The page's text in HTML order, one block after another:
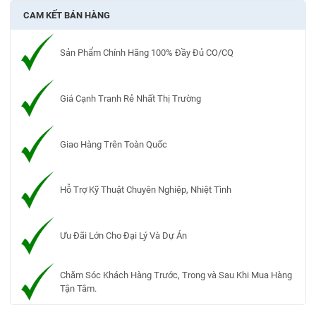
CAM KẾT BÁN HÀNG
Sản Phẩm Chính Hãng 100% Đầy Đủ CO/CQ
Giá Cạnh Tranh Rẻ Nhất Thị Trường
Giao Hàng Trên Toàn Quốc
Hỗ Trợ Kỹ Thuật Chuyên Nghiệp, Nhiệt Tình
Ưu Đãi Lớn Cho Đại Lý Và Dự Án
Chăm Sóc Khách Hàng Trước, Trong và Sau Khi Mua Hàng
Tận Tâm.